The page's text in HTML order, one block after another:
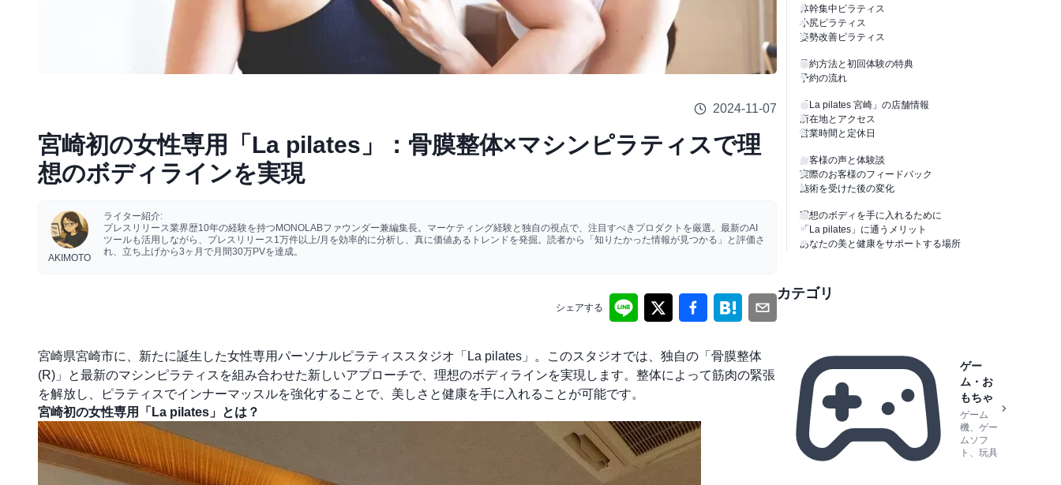
2024-11-07
宮崎初の女性専用「La pilates」：骨膜整体×マシンピラティスで理
想のボディラインを実現
AKIMOTO
ライター紹介:
プレスリリース業界歴10年の経験を持つMONOLABファウンダー兼編集長。マーケティング経験と独自の視点で、注目すべきプロダクトを厳選。最新のAI
ツールも活用しながら、プレスリリース1万件以上/月を効率的に分析し、真に価値あるトレンドを発掘。読者から「知りたかった情報が見つかる」と評価さ
れ、立ち上げから3ヶ月で月間30万PVを達成。
シェアする
宮崎県宮崎市に、新たに誕生した女性専用パーソナルピラティススタジオ「La pilates」。このスタジオでは、独自の「骨膜整体
(R)」と最新のマシンピラティスを組み合わせた新しいアプローチで、理想のボディラインを実現します。整体によって筋肉の緊張
を解放し、ピラティスでインナーマッスルを強化することで、美しさと健康を手に入れることが可能です。
宮崎初の女性専用「La pilates」とは？
体幹集中ピラティス
小尻ピラティス
姿勢改善ピラティス
予約方法と初回体験の特典
予約の流れ
「La pilates 宮崎」の店舗情報
所在地とアクセス
営業時間と定休日
お客様の声と体験談
実際のお客様のフィードバック
施術を受けた後の変化
理想のボディを手に入れるために
「La pilates」に通うメリット
あなたの美と健康をサポートする場所
カテゴリ
ゲー
ム・お
もちゃ
ゲーム
機、ゲー
ムソフ
ト、玩具